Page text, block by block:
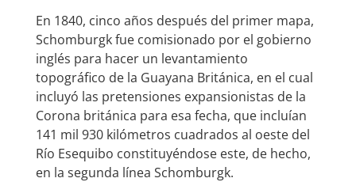
En 1840, cinco años después del primer mapa,
Schomburgk fue comisionado por el gobierno
inglés para hacer un levantamiento
topográfico de la Guayana Británica, en el cual
incluyó las pretensiones expansionistas de la
Corona británica para esa fecha, que incluían
141 mil 930 kilómetros cuadrados al oeste del
Río Esequibo constituyéndose este, de hecho,
en la segunda línea Schomburgk.